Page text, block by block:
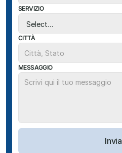
SERVIZIO
CITTÀ
MESSAGGIO
Invia